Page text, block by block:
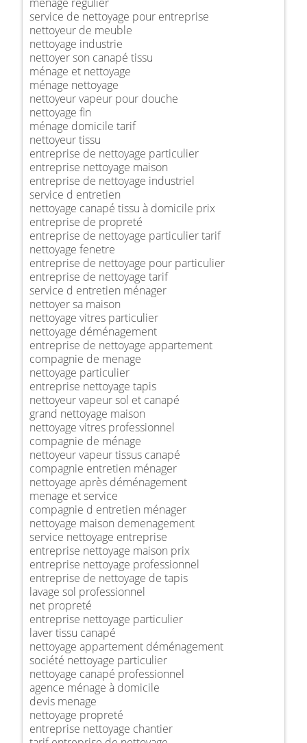
service de nettoyage pour entreprise
nettoyeur de meuble
nettoyage industrie
nettoyer son canapé tissu
ménage et nettoyage
ménage nettoyage
nettoyeur vapeur pour douche
nettoyage fin
ménage domicile tarif
nettoyeur tissu
entreprise de nettoyage particulier
entreprise nettoyage maison
entreprise de nettoyage industriel
service d entretien
nettoyage canapé tissu à domicile prix
entreprise de propreté
entreprise de nettoyage particulier tarif
nettoyage fenetre
entreprise de nettoyage pour particulier
entreprise de nettoyage tarif
service d entretien ménager
nettoyer sa maison
nettoyage vitres particulier
nettoyage déménagement
entreprise de nettoyage appartement
compagnie de menage
nettoyage particulier
entreprise nettoyage tapis
nettoyeur vapeur sol et canapé
grand nettoyage maison
nettoyage vitres professionnel
compagnie de ménage
nettoyeur vapeur tissus canapé
compagnie entretien ménager
nettoyage après déménagement
menage et service
compagnie d entretien ménager
nettoyage maison demenagement
service nettoyage entreprise
entreprise nettoyage maison prix
entreprise nettoyage professionnel
entreprise de nettoyage de tapis
lavage sol professionnel
net propreté
entreprise nettoyage particulier
laver tissu canapé
nettoyage appartement déménagement
société nettoyage particulier
nettoyage canapé professionnel
agence ménage à domicile
devis menage
nettoyage propreté
entreprise nettoyage chantier